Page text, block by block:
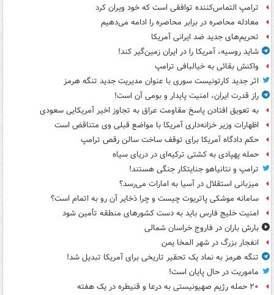
ترامپ التماس‌کننده توافقی است که خود ویران کرد
معادله محاصره در برابر محاصره را ادامه می‌دهیم
تحریم‌های جدید ضد ایرانی آمریکا
شاید روسیه، آمریکا را در ایران زمین‌گیر کند!
واکنش بقائی به خیالبافی ترامپ
اثر جدید کارتونیست سوری با عنوان مدیریت جدید تنگه هرمز
راز قدرت ایران، امنیت پایدار و بومی آن است!
به تعویق افتادن پاسخ مقاومت عراق به تجاوز اخیر آمریکایی سعودی
اظهارات وزیر خزانه‌داری آمریکا با مواضع قبلی وی متناقض است
حکم دادگاه آمریکا برای توقف ساخت سالن رقص ترامپ
حمله پهپادی به کشتی ترکیه‌ای در دریای سیاه
ترامپ و نتانیاهو جنایتکار جنگی هستند!
میزبانی استقلال در آسیا به امارات می‌رسد؟
سامانه موشکی پاتریوت چیست و چرا ذخایر آن رو به اتمام است؟
امنیت خلیج فارس باید به دست کشورهای منطقه تأمین شود
بارش باران در فاروج خراسان شمالی
انفجار بزرگ در شهر المخا یمن
تنگه هرمز به نماد یک تحقیر تاریخی برای آمریکا تبدیل شد!
ماموریت در حال پایان است!
۲۰ حمله رژیم صهیونیستی به درعا و قنیطره در یک هفته